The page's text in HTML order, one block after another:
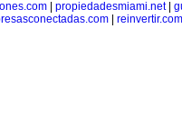
propiedadesmiami.net|
| reinvertir.com